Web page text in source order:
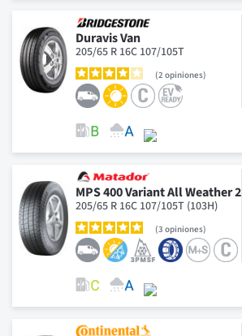
Duravis Van
205/65 R 16C 107/105T
2 opiniones
MPS 400 Variant All Weather 2
205/65 R 16C 107/105T (103H)
3 opiniones